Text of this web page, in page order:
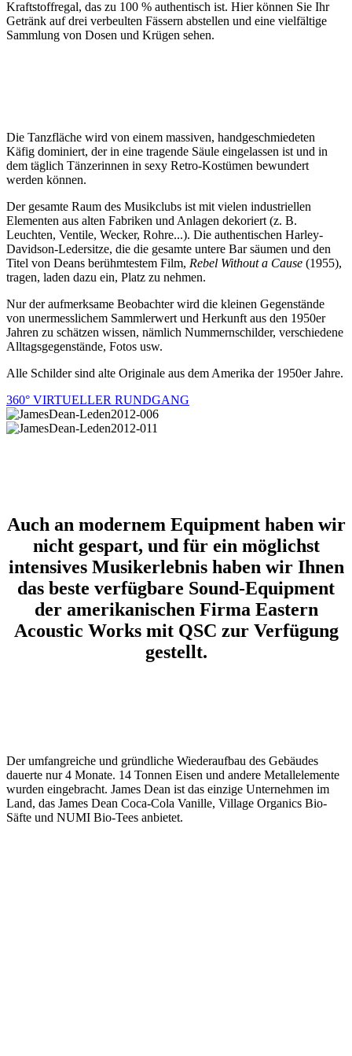
Kraftstoffregal, das zu 100 % authentisch ist. Hier können Sie Ihr
Getränk auf drei verbeulten Fässern abstellen und eine vielfältige
Sammlung von Dosen und Krügen sehen.
Die Tanzfläche wird von einem massiven, handgeschmiedeten
Käfig dominiert, der in eine tragende Säule eingelassen ist und in
dem täglich Tänzerinnen in sexy Retro-Kostümen bewundert
werden können.
Der gesamte Raum des Musikclubs ist mit vielen industriellen
Elementen aus alten Fabriken und Anlagen dekoriert (z. B.
Leuchten, Ventile, Wecker, Rohre...). Die authentischen Harley-
Davidson-Ledersitze, die die gesamte untere Bar säumen und den
Titel von Deans berühmtestem Film, Rebel Without a Cause (1955),
tragen, laden dazu ein, Platz zu nehmen.
Nur der aufmerksame Beobachter wird die kleinen Gegenstände
von unermesslichem Sammlerwert und Herkunft aus den 1950er
Jahren zu schätzen wissen, nämlich Nummernschilder, verschiedene
Alltagsgegenstände, Fotos usw.
Alle Schilder sind alte Originale aus dem Amerika der 1950er Jahre.
360° VIRTUELLER RUNDGANG
Auch an modernem Equipment haben wir
nicht gespart, und für ein möglichst
intensives Musikerlebnis haben wir Ihnen
das beste verfügbare Sound-Equipment
der amerikanischen Firma Eastern
Acoustic Works mit QSC zur Verfügung
gestellt.
Der umfangreiche und gründliche Wiederaufbau des Gebäudes
dauerte nur 4 Monate. 14 Tonnen Eisen und andere Metallelemente
wurden eingebracht. James Dean ist das einzige Unternehmen im
Land, das James Dean Coca-Cola Vanille, Village Organics Bio-
Säfte und NUMI Bio-Tees anbietet.